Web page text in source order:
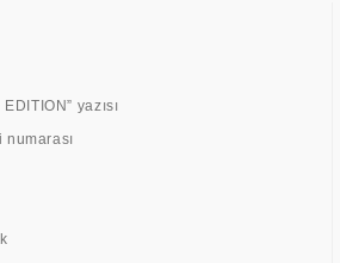
yazısı
numarası